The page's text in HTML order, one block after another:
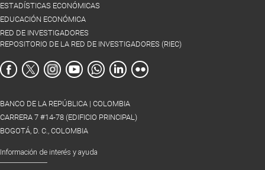
ESTADÍSTICAS ECONÓMICAS
EDUCACIÓN ECONÓMICA
RED DE INVESTIGADORES
REPOSITORIO DE LA RED DE INVESTIGADORES (RIEC)
BANCO DE LA REPÚBLICA | COLOMBIA
CARRERA 7 #14-78 (EDIFICIO PRINCIPAL)
BOGOTÁ, D. C., COLOMBIA
Información de interés y ayuda